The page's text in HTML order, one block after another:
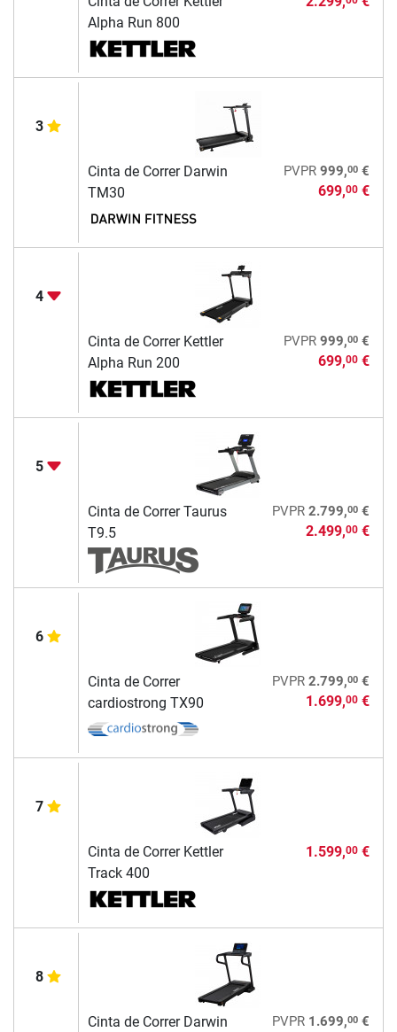
Alpha Run 800
3
Cinta de Correr Darwin
TM30
PVPR 999,00€
699,00€
4
Cinta de Correr Kettler
Alpha Run 200
PVPR 999,00€
699,00€
5
Cinta de Correr Taurus
T9.5
PVPR 2.799,00€
2.499,00€
6
Cinta de Correr
cardiostrong TX90
PVPR 2.799,00€
1.699,00€
7
Cinta de Correr Kettler
Track 400
1.599,00€
8
Cinta de Correr Darwin PVPR 1.699,00€